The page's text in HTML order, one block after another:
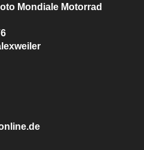
Mondiale Motorrad